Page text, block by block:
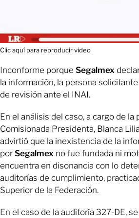
Clic aquí para reproducir video
Inconforme porque Segalmex
la información, la persona
de revisión ante el INAI.
En el análisis del caso, a cargo de la
Comisionada Presidenta, Blanca
advirtió que la inexistencia de la
por Segalmex no fue fundada ni
encuentra en disonancia con lo
auditorías de cumplimiento,
Superior de la Federación.
En el caso de la auditoría 327-DE,